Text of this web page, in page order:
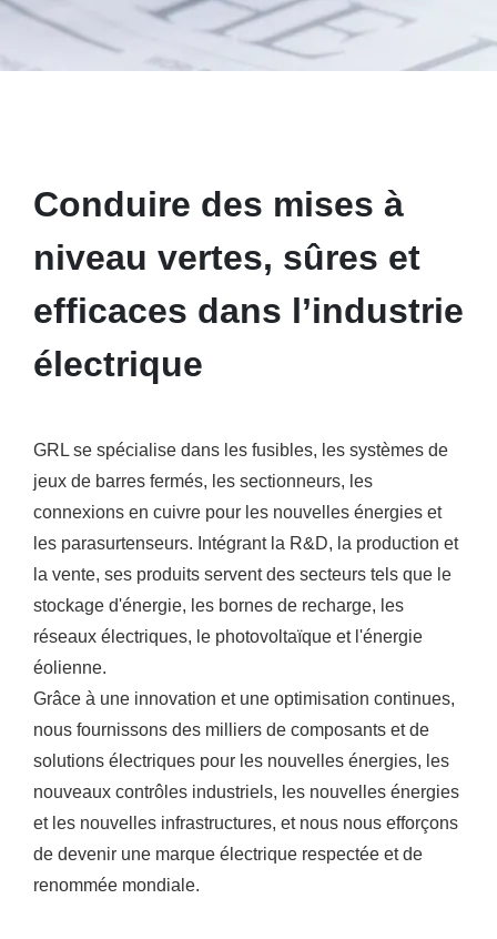
Conduire des mises à
niveau vertes, sûres et
efficaces dans l’industrie
électrique
GRL se spécialise dans les fusibles, les systèmes de
jeux de barres fermés, les sectionneurs, les
connexions en cuivre pour les nouvelles énergies et
les parasurtenseurs. Intégrant la R&D, la production et
la vente, ses produits servent des secteurs tels que le
stockage d'énergie, les bornes de recharge, les
réseaux électriques, le photovoltaïque et l'énergie
éolienne.
Grâce à une innovation et une optimisation continues,
nous fournissons des milliers de composants et de
solutions électriques pour les nouvelles énergies, les
nouveaux contrôles industriels, les nouvelles énergies
et les nouvelles infrastructures, et nous nous efforçons
de devenir une marque électrique respectée et de
renommée mondiale.